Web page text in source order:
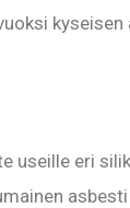
useille eri